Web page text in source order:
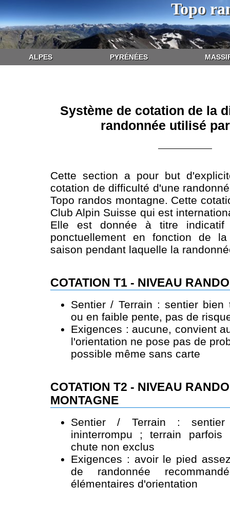
Topo
ALPES PYRÉNÉES
Système de cotation de la
randonnée utilisé
Cette section a pour but
cotation de difficulté d'une
Topo randos montagne. Cette
Club Alpin Suisse qui est
Elle est donnée à titre indicatif
ponctuellement en fonction de
saison pendant laquelle la
COTATION T1 - NIVEAU
Sentier / Terrain : sentier bien
ou en faible pente, pas de
Exigences : aucune, convient
l'orientation ne pose pas de
possible même sans carte
COTATION T2 - NIVEAU
MONTAGNE
Sentier / Terrain :
ininterrompu ; terrain parfois
chute non exclus
Exigences : avoir le pied
de randonnée
élémentaires d'orientation